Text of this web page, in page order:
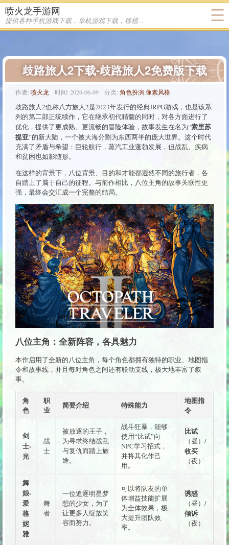
喷火龙手游网
提供各种手机游戏下载，单机游戏下载，移植游戏下载
歧路旅人2下载-歧路旅人2免费版下载
作者: 喷火龙 时间: 2026-06-09 分类: 角色扮演像素风格
歧路旅人2也称八方旅人2是2023年发行的经典JRPG游戏，也是该系
列的第二部正统续作，它在继承初代精髓的同时，对各方面进行了
优化，提供了更成熟、更流畅的冒险体验，故事发生在名为“索里苏
提亚”的新大陆，一个被大海分割为东西两半的庞大世界。这个时代
充满了矛盾与希望：巨轮航行，蒸汽工业蓬勃发展，但战乱、疾病
和贫困也如影随形。
在这样的背景下，八位背景、目的和才能都迥然不同的旅行者，各
自踏上了属于自己的征程。与前作相比，八位主角的故事关联性更
强，最终会交汇成一个完整的结局。
八位主角：全新阵容，各具魅力
本作启用了全新的八位主角，每个角色都拥有独特的职业、地图指
令和故事线，并且每对角色之间还有联动支线，极大地丰富了叙
事。
角
色
职
业
简要介绍 特殊能力
地图指
令
剑
士-
光
战
士
被放逐的王子，
为寻求终结战乱
与复仇而踏上旅
途。
战斗狂暴，能够
使用“比试”向
NPC学习招式，
并将其化作己
用。
比试
（昼）/
收买
（夜）
舞
娘-
爱
格
妮
雅
舞
者
一位追逐明星梦
想的少女，为了
让更多人绽放笑
容而努力。
可以将队友的单
体增益技能扩展
为全体效果，极
大提升团队效
率。
诱惑
（昼）/
倾诉
（夜）